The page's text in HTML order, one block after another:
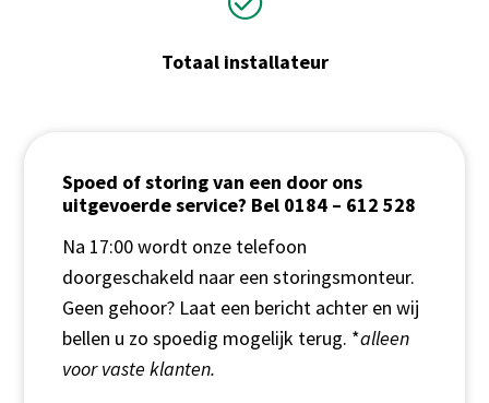
Totaal installateur
Spoed of storing van een door ons
uitgevoerde service? Bel 0184 – 612 528
Na 17:00 wordt onze telefoon
doorgeschakeld naar een storingsmonteur.
Geen gehoor? Laat een bericht achter en wij
bellen u zo spoedig mogelijk terug. *alleen
voor vaste klanten.